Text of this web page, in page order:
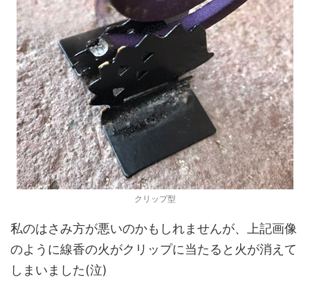
クリップ型
私のはさみ方が悪いのかもしれませんが、上記画像
のように線香の火がクリップに当たると火が消えて
しまいました(泣)